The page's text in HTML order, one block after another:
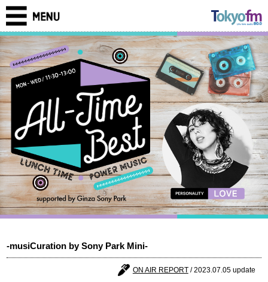
-musiCuration by Sony Park Mini-
ON AIR REPORT/ 2023.07.05 update